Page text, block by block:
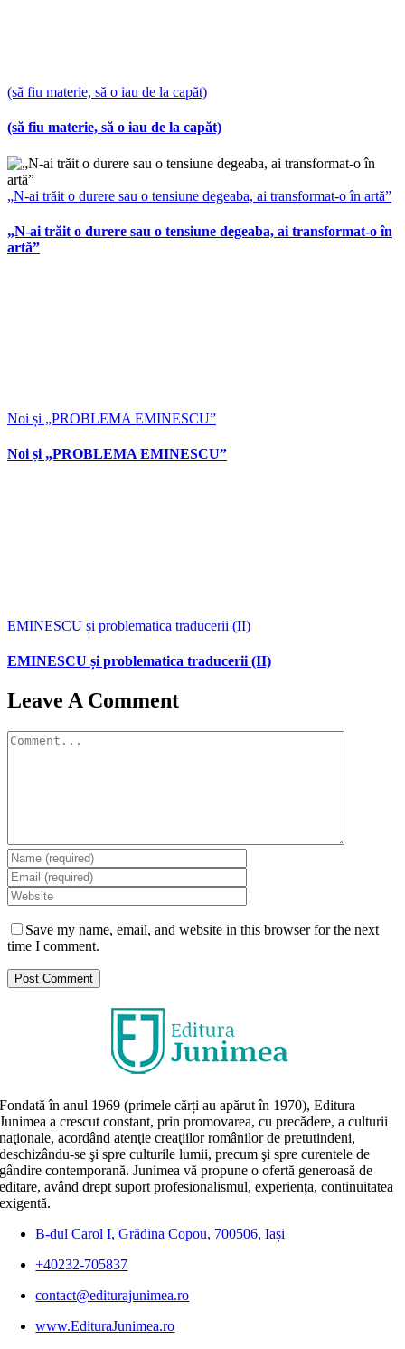
(să fiu materie, să o iau de la capăt)
(să fiu materie, să o iau de la capăt)
„N-ai trăit o durere sau o tensiune degeaba, ai transformat-o în artă”
„N-ai trăit o durere sau o tensiune degeaba, ai transformat-o în
artă”
Noi și „PROBLEMA EMINESCU”
Noi și „PROBLEMA EMINESCU”
EMINESCU și problematica traducerii (II)
EMINESCU și problematica traducerii (II)
Leave A Comment
Comment
Save my name, email, and website in this browser for the next
time I comment.
Fondată în anul 1969 (primele cărți au apărut în 1970), Editura
Junimea a crescut constant, prin promovarea, cu precădere, a culturii
naţionale, acordând atenţie creaţiilor românilor de pretutindeni,
deschizându-se şi spre culturile lumii, precum şi spre curentele de
gândire contemporană. Junimea vă propune o ofertă generoasă de
editare, având drept suport profesionalismul, experiența, continuitatea
exigentă.
B-dul Carol I, Grădina Copou, 700506, Iași
+40232-705837
contact@editurajunimea.ro
www.EdituraJunimea.ro